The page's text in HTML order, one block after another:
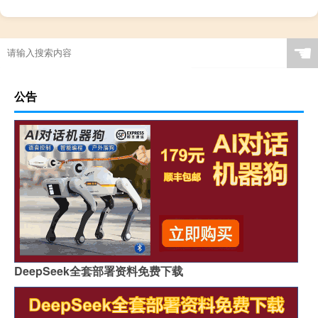
☚
公告
DeepSeek全套部署资料免费下载